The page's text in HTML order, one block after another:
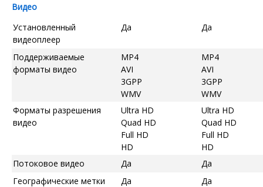
Видео
Установленный
видеоплеер
Да Да
Поддерживаемые
форматы видео
MP4
AVI
3GPP
WMV
MP4
AVI
3GPP
WMV
Форматы разрешения
видео
Ultra HD
Quad HD
Full HD
HD
Ultra HD
Quad HD
Full HD
HD
Потоковое видео
Да
Да
Географические метки
Да Да